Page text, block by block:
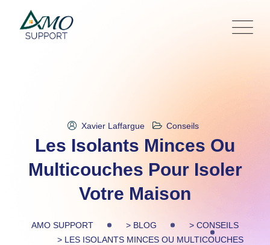
content
Xavier Laffargue Conseils
Les Isolants Minces Ou
Multicouches Pour Isoler
Votre Maison
AMO SUPPORT > BLOG > CONSEILS
> LES ISOLANTS MINCES OU MULTICOUCHES